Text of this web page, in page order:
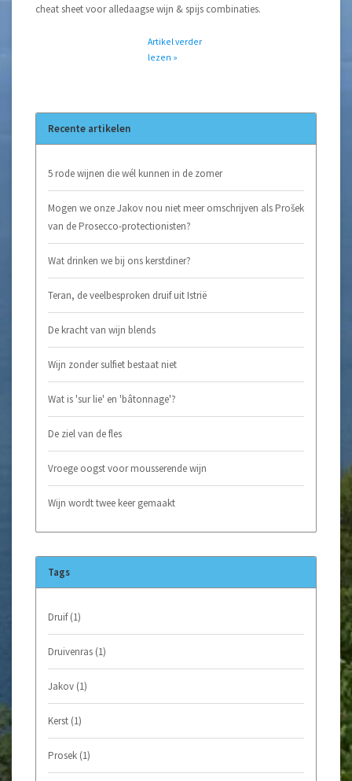
cheat sheet voor alledaagse wijn & spijs combinaties.
Artikel verder
lezen »
Recente artikelen
5 rode wijnen die wél kunnen in de zomer
Mogen we onze Jakov nou niet meer omschrijven als Prošek
van de Prosecco-protectionisten?
Wat drinken we bij ons kerstdiner?
Teran, de veelbesproken druif uit Istrië
De kracht van wijn blends
Wijn zonder sulfiet bestaat niet
Wat is 'sur lie' en 'bâtonnage'?
De ziel van de fles
Vroege oogst voor mousserende wijn
Wijn wordt twee keer gemaakt
Tags
Druif(1)
Druivenras (1)
Jakov (1)
Kerst (1)
Prosek (1)